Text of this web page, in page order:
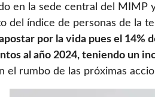
en la sede central del MIMP
del índice de personas de la
por la vida pues el 14%
al año 2024, teniendo un
el rumbo de las próximas